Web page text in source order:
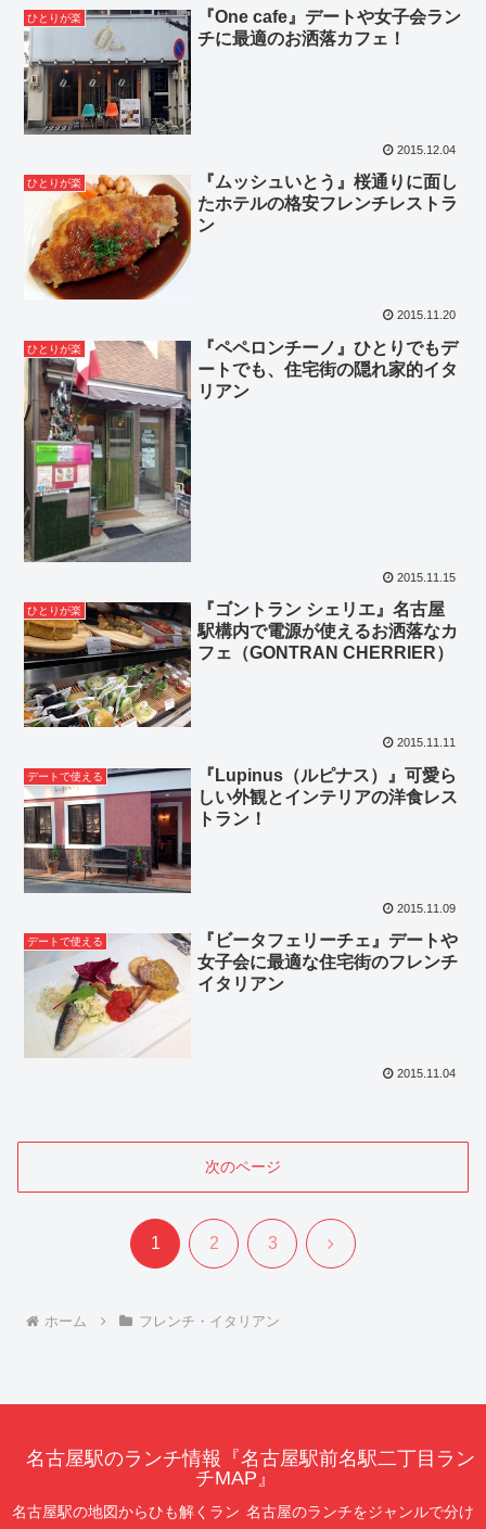
ひとりが楽
『One cafe』デートや女子会ラン
チに最適のお洒落カフェ！
2015.12.04
ひとりが楽
『ムッシュいとう』桜通りに面し
たホテルの格安フレンチレストラ
ン
2015.11.20
ひとりが楽
『ペペロンチーノ』ひとりでもデ
ートでも、住宅街の隠れ家的イタ
リアン
2015.11.15
ひとりが楽
『ゴントラン シェリエ』名古屋
駅構内で電源が使えるお洒落なカ
フェ（GONTRAN CHERRIER）
2015.11.11
デートで使える
『Lupinus（ルピナス）』可愛ら
しい外観とインテリアの洋食レス
トラン！
2015.11.09
デートで使える
『ビータフェリーチェ』デートや
女子会に最適な住宅街のフレンチ
イタリアン
2015.11.04
次のページ
1 2 3 次
ホーム フレンチ・イタリアン
名古屋駅のランチ情報『名古屋駅前名駅二丁目ラン
チMAP』
名古屋駅の地図からひも解くラン 名古屋のランチをジャンルで分け